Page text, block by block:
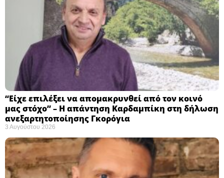
“Είχε επιλέξει να απομακρυνθεί από τον κοινό
μας στόχο” – Η απάντηση Καρδαμπίκη στη δήλωση
ανεξαρτητοποίησης Γκορόγια
3 Αυγούστου 2026